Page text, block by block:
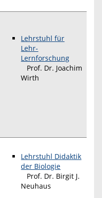
Lehrstuhl für
Lehr-
Lernforschung
Prof. Dr. Joachim
Wirth
Lehrstuhl Didaktik
der Biologie
Prof. Dr. Birgit J.
Neuhaus